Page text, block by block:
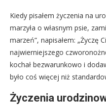
Kiedy pisałem życzenia na
marzyła o własnym psie,
marzeń”, napisałem: „Życzę
najwierniejszego
kochał bezwarunkowo i
było coś więcej niż
Życzenia